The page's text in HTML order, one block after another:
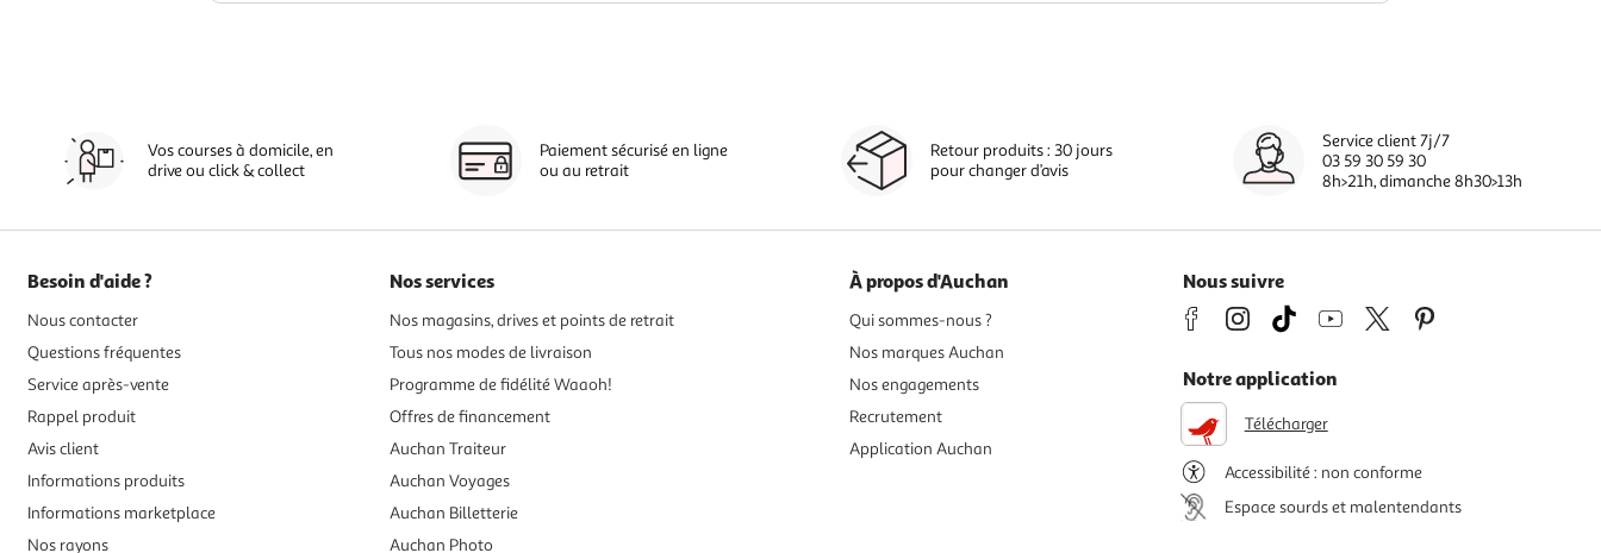
Vos courses à domicile, en
drive ou click & collect
Paiement sécurisé en ligne
ou au retrait
Retour produits : 30 jours
pour changer d’avis
Service client 7j/7
03 59 30 59 30
8h>21h, dimanche 8h30>13h
Besoin d'aide ?
Nous contacter
Questions fréquentes
Service après-vente
Rappel produit
Avis client
Informations produits
Informations marketplace
Nos rayons
Nos services
Nos magasins, drives et points de retrait
Tous nos modes de livraison
Programme de fidélité Waaoh!
Offres de financement
Auchan Traiteur
Auchan Voyages
Auchan Billetterie
Auchan Photo
À propos d'Auchan
Qui sommes-nous ?
Nos marques Auchan
Nos engagements
Recrutement
Application Auchan
Nous suivre
Notre application
Télécharger
Accessibilité : non conforme
Espace sourds et malentendants